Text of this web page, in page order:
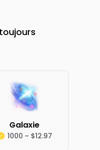
Galaxie
1000 ~ $12.97